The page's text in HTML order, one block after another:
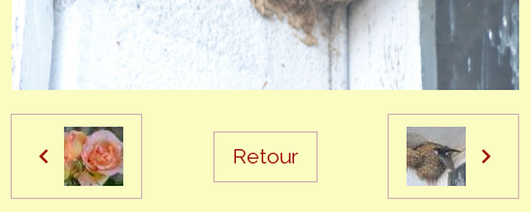
Retour